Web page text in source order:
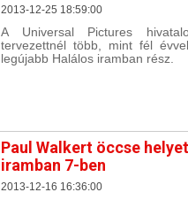
2013-12-25 18:59:00
A Universal Pictures
tervezettnél több, mint fél
legújabb Halálos iramban rész.
Paul Walkert öccse
iramban 7-ben
2013-12-16 16:36:00